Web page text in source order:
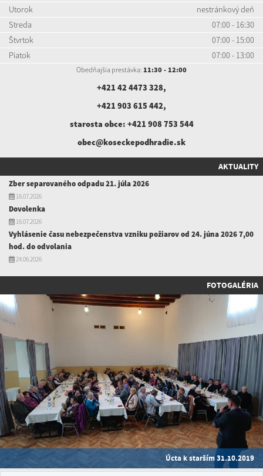
Utorok
nestránkový deň
Streda
07:00 - 16:30
Štvrtok
07:00 - 15:00
Piatok
07:00 - 13:00
Obedňajšia prestávka: 11:30 - 12:00
+421 42 4473 328,
+421 903 615 442,
starosta obce: +421 908 753 544
obec@koseckepodhradie.sk
AKTUALITY
Zber separovaného odpadu 21. júla 2026
16.07.2026
Dovolenka
16.07.2026
Vyhlásenie času nebezpečenstva vzniku požiarov od 24. júna 2026 7,00
hod. do odvolania
24.06.2026
FOTOGALÉRIA
Úcta k starším 31.10.2019